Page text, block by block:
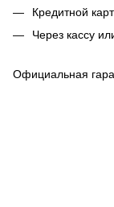
Кредитной
Через кассу
Официальная